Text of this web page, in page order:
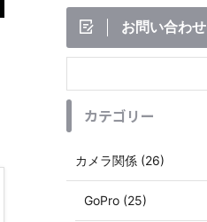
お問い合わせ
カテゴリー
カメラ関係 (26)
GoPro (25)